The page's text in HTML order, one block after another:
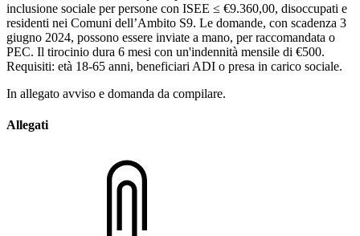
inclusione sociale per persone con ISEE ≤ €9.360,00, disoccupati e
residenti nei Comuni dell’Ambito S9. Le domande, con scadenza 3
giugno 2024, possono essere inviate a mano, per raccomandata o
PEC. Il tirocinio dura 6 mesi con un'indennità mensile di €500.
Requisiti: età 18-65 anni, beneficiari ADI o presa in carico sociale.
In allegato avviso e domanda da compilare.
Allegati